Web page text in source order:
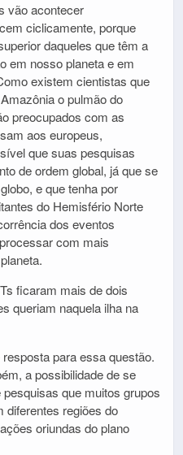
vão acontecer
ciclicamente, porque
daqueles que têm a
em nosso planeta e em
existem cientistas que
o pulmão do
preocupados com as
aos europeus,
que suas pesquisas
de ordem global, já que se
e que tenha por
do Hemisfério Norte
dos eventos
com mais
ficaram mais de dois
queriam naquela ilha na
para essa questão.
a possibilidade de se
que muitos grupos
diferentes regiões do
oriundas do plano